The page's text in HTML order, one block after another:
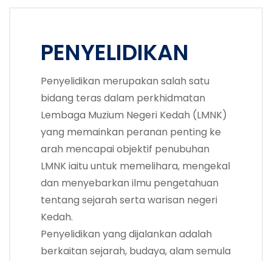
PENYELIDIKAN
Penyelidikan merupakan salah satu
bidang teras dalam perkhidmatan
Lembaga Muzium Negeri Kedah (LMNK)
yang memainkan peranan penting ke
arah mencapai objektif penubuhan
LMNK iaitu untuk memelihara, mengekal
dan menyebarkan ilmu pengetahuan
tentang sejarah serta warisan negeri
Kedah.
Penyelidikan yang dijalankan adalah
berkaitan sejarah, budaya, alam semula